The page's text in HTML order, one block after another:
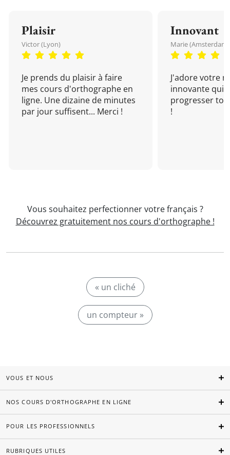
Plaisir
Victor (Lyon)
Je prends du plaisir à faire
mes cours d'orthographe en
ligne. Une dizaine de minutes
par jour suffisent... Merci !
Innovant
Marie (Amsterdam)
J'adore votre
innovante qui
progresser
!
Vous souhaitez perfectionner votre français ?
Découvrez gratuitement nos cours d'orthographe !
« un cliché
un compteur »
VOUS ET NOUS
NOS COURS D'ORTHOGRAPHE EN LIGNE
POUR LES PROFESSIONNELS
RUBRIQUES UTILES